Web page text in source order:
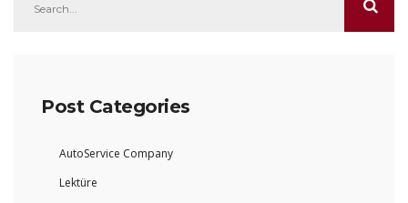
Post Categories
AutoService Company
Lektüre